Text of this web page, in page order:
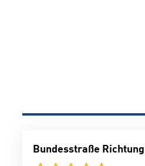
Bundesstraße